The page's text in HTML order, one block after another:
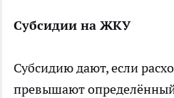
Субсидии на ЖКУ
Субсидию дают, если
превышают